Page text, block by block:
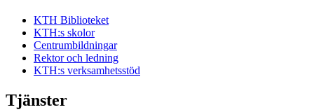
KTH Biblioteket
KTH:s skolor
Centrumbildningar
Rektor och ledning
KTH:s verksamhetsstöd
Tjänster